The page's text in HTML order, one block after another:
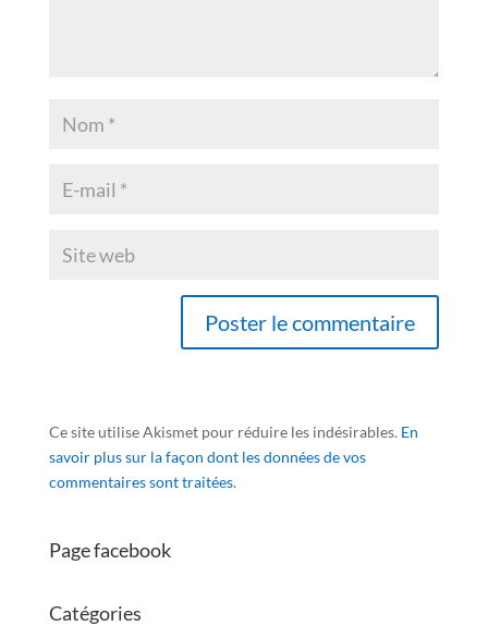
Ce site utilise Akismet pour réduire les indésirables. En
savoir plus sur la façon dont les données de vos
commentaires sont traitées.
Page facebook
Catégories